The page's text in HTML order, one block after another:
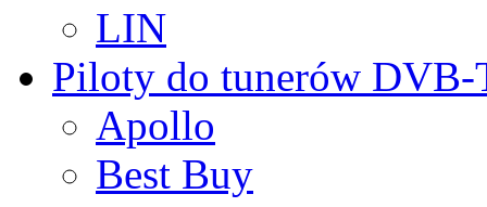
LIN
Piloty do tunerów DVB-
Apollo
Best Buy